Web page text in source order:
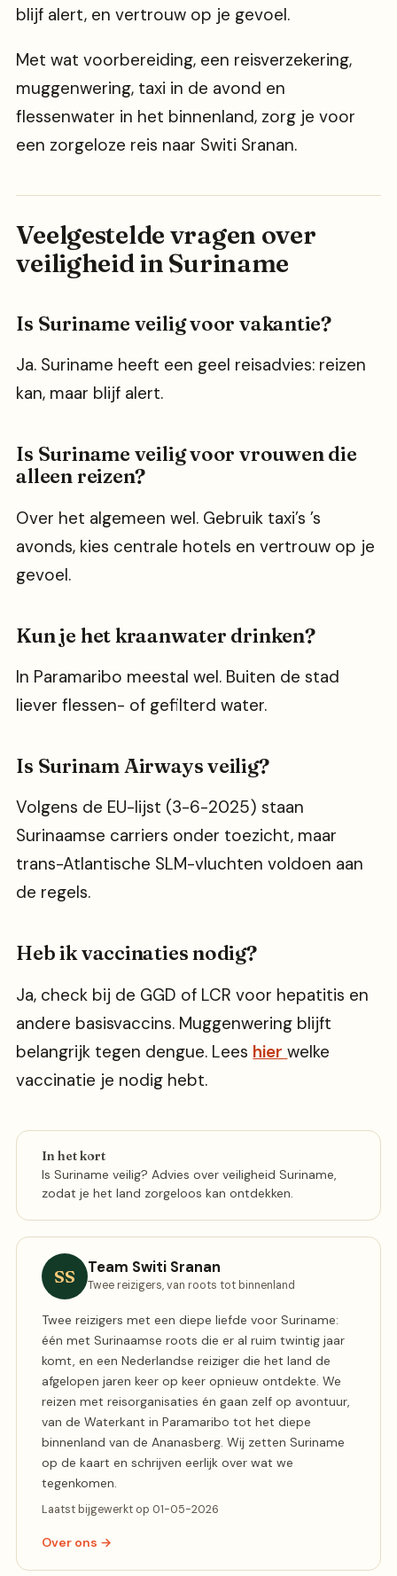
blijf alert, en vertrouw op je gevoel.
Met wat voorbereiding, een reisverzekering,
muggenwering, taxi in de avond en
flessenwater in het binnenland, zorg je voor
een zorgeloze reis naar Switi Sranan.
Veelgestelde vragen over
veiligheid in Suriname
Is Suriname veilig voor vakantie?
Ja. Suriname heeft een geel reisadvies: reizen
kan, maar blijf alert.
Is Suriname veilig voor vrouwen die
alleen reizen?
Over het algemeen wel. Gebruik taxi’s ’s
avonds, kies centrale hotels en vertrouw op je
gevoel.
Kun je het kraanwater drinken?
In Paramaribo meestal wel. Buiten de stad
liever flessen- of gefilterd water.
Is Surinam Airways veilig?
Volgens de EU-lijst (3-6-2025) staan
Surinaamse carriers onder toezicht, maar
trans-Atlantische SLM-vluchten voldoen aan
de regels.
Heb ik vaccinaties nodig?
Ja, check bij de GGD of LCR voor hepatitis en
andere basisvaccins. Muggenwering blijft
belangrijk tegen dengue. Lees hierwelke
vaccinatie je nodig hebt.
In het kort
Is Suriname veilig? Advies over veiligheid Suriname,
zodat je het land zorgeloos kan ontdekken.
SS Team Switi Sranan
Twee reizigers, van roots tot binnenland
Twee reizigers met een diepe liefde voor Suriname:
één met Surinaamse roots die er al ruim twintig jaar
komt, en een Nederlandse reiziger die het land de
afgelopen jaren keer op keer opnieuw ontdekte. We
reizen met reisorganisaties én gaan zelf op avontuur,
van de Waterkant in Paramaribo tot het diepe
binnenland van de Ananasberg. Wij zetten Suriname
op de kaart en schrijven eerlijk over wat we
tegenkomen.
Laatst bijgewerkt op 01-05-2026
Over ons →